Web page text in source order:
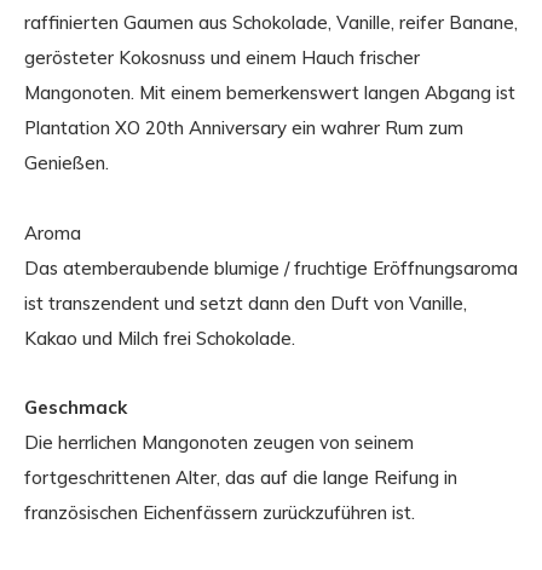
raffinierten Gaumen aus Schokolade, Vanille, reifer Banane,
gerösteter Kokosnuss und einem Hauch frischer
Mangonoten. Mit einem bemerkenswert langen Abgang ist
Plantation XO 20th Anniversary ein wahrer Rum zum
Genießen.
Aroma
Das atemberaubende blumige / fruchtige Eröffnungsaroma
ist transzendent und setzt dann den Duft von Vanille,
Kakao und Milch frei Schokolade.
Geschmack
Die herrlichen Mangonoten zeugen von seinem
fortgeschrittenen Alter, das auf die lange Reifung in
französischen Eichenfässern zurückzuführen ist.